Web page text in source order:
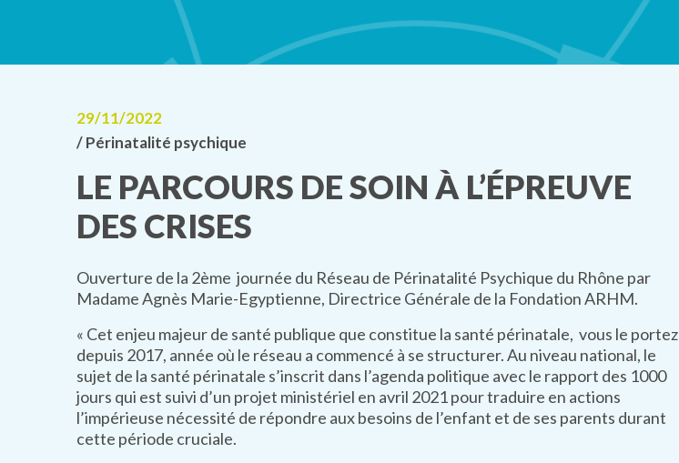
29/11/2022
/ Périnatalité psychique
LE PARCOURS DE SOIN À L’ÉPREUVE
DES CRISES
Ouverture de la 2ème journée du Réseau de Périnatalité Psychique du Rhône par
Madame Agnès Marie-Egyptienne, Directrice Générale de la Fondation ARHM.
« Cet enjeu majeur de santé publique que constitue la santé périnatale, vous le portez
depuis 2017, année où le réseau a commencé à se structurer. Au niveau national, le
sujet de la santé périnatale s’inscrit dans l’agenda politique avec le rapport des 1000
jours qui est suivi d’un projet ministériel en avril 2021 pour traduire en actions
l’impérieuse nécessité de répondre aux besoins de l’enfant et de ses parents durant
cette période cruciale.